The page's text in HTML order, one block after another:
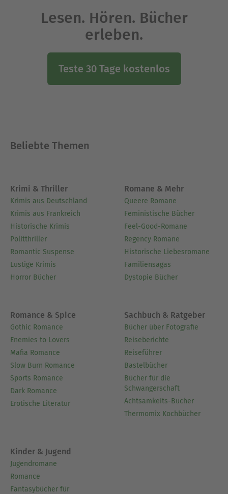
Lesen. Hören. Bücher
erleben.
Teste 30 Tage kostenlos
Beliebte Themen
Krimi & Thriller
Krimis aus Deutschland
Krimis aus Frankreich
Historische Krimis
Politthriller
Romantic Suspense
Lustige Krimis
Horror Bücher
Romane & Mehr
Queere Romane
Feministische Bücher
Feel-Good-Romane
Regency Romane
Historische Liebesromane
Familiensagas
Dystopie Bücher
Romance & Spice
Gothic Romance
Enemies to Lovers
Mafia Romance
Slow Burn Romance
Sports Romance
Dark Romance
Erotische Literatur
Sachbuch & Ratgeber
Bücher über Fotografie
Reiseberichte
Reiseführer
Bastelbücher
Bücher für die
Schwangerschaft
Achtsamkeits-Bücher
Thermomix Kochbücher
Kinder & Jugend
Jugendromane
Romance
Fantasybücher für